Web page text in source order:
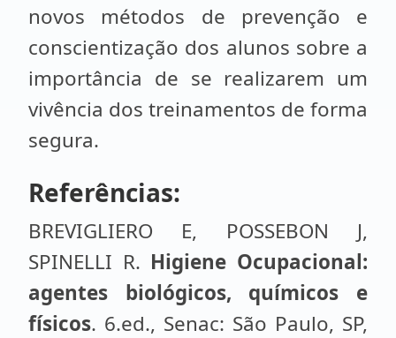
novos métodos de prevenção e
conscientização dos alunos sobre a
importância de se realizarem um
vivência dos treinamentos de forma
segura.
Referências:
BREVIGLIERO E, POSSEBON J,
SPINELLI R. Higiene Ocupacional:
agentes biológicos, químicos e
físicos. 6.ed., Senac: São Paulo, SP,